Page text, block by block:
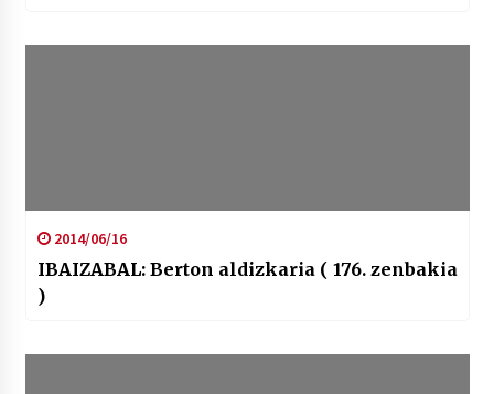
2014/06/16
IBAIZABAL: Berton aldizkaria ( 176. zenbakia
)